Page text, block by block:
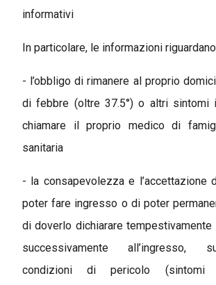
informativi
In particolare, le informazioni
- l’obbligo di rimanere al proprio
di febbre (oltre 37.5°) o altri sintomi
chiamare il proprio medico di
sanitaria
- la consapevolezza e l’accettazione
poter fare ingresso o di poter
di doverlo dichiarare tempestivamente
successivamente all’ingresso,
condizioni di pericolo (sintomi